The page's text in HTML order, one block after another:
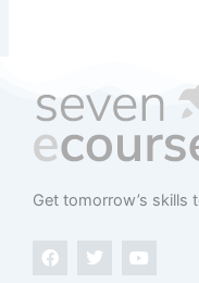
Get tomorrow’s skills
F
a
T
w
Y
o